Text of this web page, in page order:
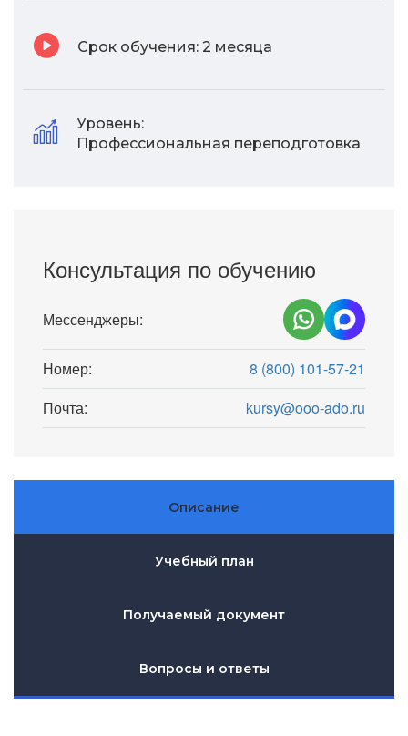
Срок обучения: 2 месяца
Уровень:
Профессиональная переподготовка
Консультация по обучению
Мессенджеры:
Номер:
8 (800) 101-57-21
Почта:
kursy@ooo-ado.ru
Описание
Учебный план
Получаемый документ
Вопросы и ответы